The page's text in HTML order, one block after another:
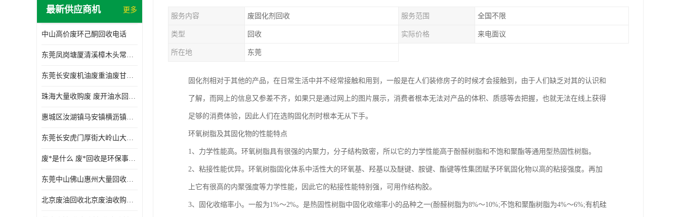
废三氯乙烯回收
废混合溶剂回收
最新供应商机 更多
中山高价废环己酮回收电话
东莞凤岗塘厦清溪樟木头常平废液压油 废火花机油 废 废切削油 废齿轮油 废导轨油 废螺杆油
东莞长安废机油废重油废甘油废矿物油废燃料油废废润滑油废火花机油废油废齿轮油
珠海大量收购废 废开油水回收废酒精废废乙酯胶水废洗枪水废开油水废二废三氯丁脂乙脂废甲
惠城区汝湖镇马安镇横沥镇芦洲镇 惠阳新圩镇镇镇沙田镇废机油废液压油废润滑油废废火花机油废白电油废废齿轮油废白矿油废变压器油废燃料油
东莞长安虎门厚街大岭山大量回收废开油水废洗枪水废稀释剂
废*是什么 废*回收是环保事业吗
东莞中山佛山惠州大量回收废机油，废液压油，废润滑油，废，废火花机油，废白电油，废，废齿轮油，废白矿油，废变压器油，废燃料油，废切削油
北京废油回收北京废油收购再生注意的事项
服务内容 废固化剂回收 服务范围 全国不限
类型 回收 实际价格 来电面议
所在地 东莞
固化剂相对于其他的产品，在日常生活中并不经常接触和用到，一般是在人们装修房子的时候才会接触到，由于人们缺乏对其的认识和
了解，而网上的信息又参差不齐，如果只是通过网上的图片展示，消费者根本无法对产品的体积、质感等去把握，也就无法在线上获得
足够的消费体验，因此人们在选购固化剂时根本无从下手。
环氧树脂及其固化物的性能特点
1、力学性能高。环氧树脂具有很强的内聚力，分子结构致密，所以它的力学性能高于酚醛树脂和不饱和聚酯等通用型热固性树脂。
2、粘接性能优异。环氧树脂固化体系中活性大的环氧基、羟基以及醚键、胺键、酯键等性集团赋予环氧固化物以高的粘接强度。再加
上它有很高的内聚强度等力学性能，因此它的粘接性能特别强，可用作结构胶。
3、固化收缩率小。一般为1%～2%。是热固性树脂中固化收缩率小的品种之一(酚醛树脂为8%～10%;不饱和聚酯树脂为4%～6%;有机硅